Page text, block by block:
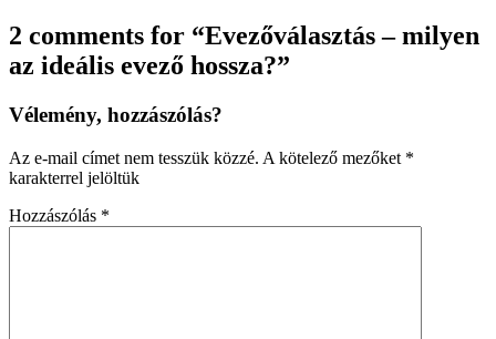
2 comments for “Evezőválasztás – milyen
az ideális evező hossza?”
Vélemény, hozzászólás?
Az e-mail címet nem tesszük közzé. A kötelező mezőket *
karakterrel jelöltük
Hozzászólás *